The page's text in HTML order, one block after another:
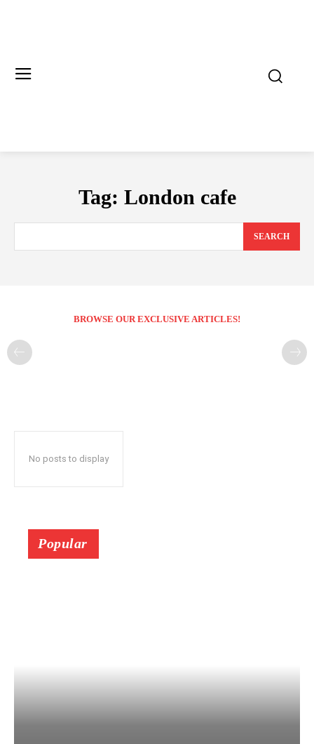
Tag: London cafe
SEARCH
BROWSE OUR EXCLUSIVE ARTICLES!
No posts to display
Popular